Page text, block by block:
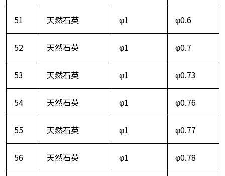
51 天然石英 φ1 φ0.6
52 天然石英 φ1 φ0.7
53 天然石英 φ1 φ0.73
54 天然石英 φ1 φ0.76
55 天然石英 φ1 φ0.77
56 天然石英 φ1 φ0.78